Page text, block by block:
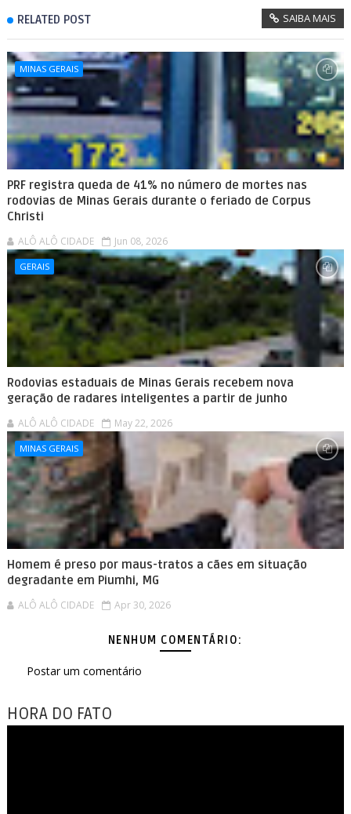
RELATED POST SAIBA MAIS
MINAS GERAIS
PRF registra queda de 41% no número de mortes nas
rodovias de Minas Gerais durante o feriado de Corpus
Christi
ALÔ ALÔ CIDADE Jun 08, 2026
GERAIS
Rodovias estaduais de Minas Gerais recebem nova
geração de radares inteligentes a partir de junho
ALÔ ALÔ CIDADE May 22, 2026
MINAS GERAIS
Homem é preso por maus-tratos a cães em situação
degradante em Piumhi, MG
ALÔ ALÔ CIDADE Apr 30, 2026
NENHUM COMENTÁRIO:
Postar um comentário
HORA DO FATO